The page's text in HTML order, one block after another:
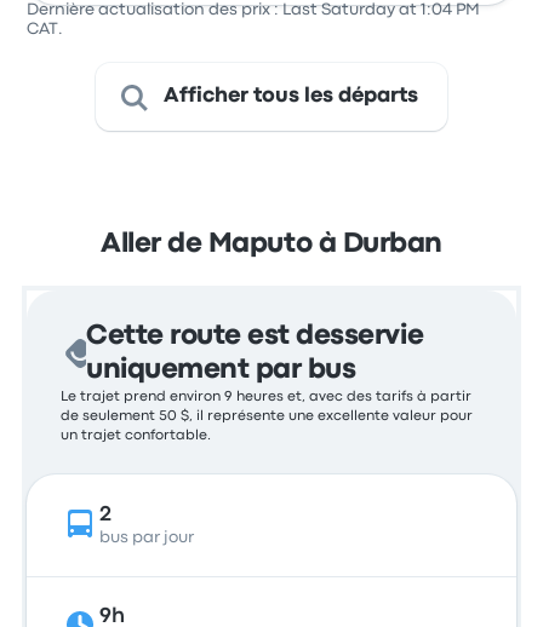
Dernière actualisation des prix : Last Saturday at 1:04 PM
CAT.
Afficher tous les départs
Aller de Maputo à Durban
Cette route est desservie
uniquement par bus
Le trajet prend environ 9 heures et, avec des tarifs à partir
de seulement 50 $, il représente une excellente valeur pour
un trajet confortable.
2
bus par jour
9h